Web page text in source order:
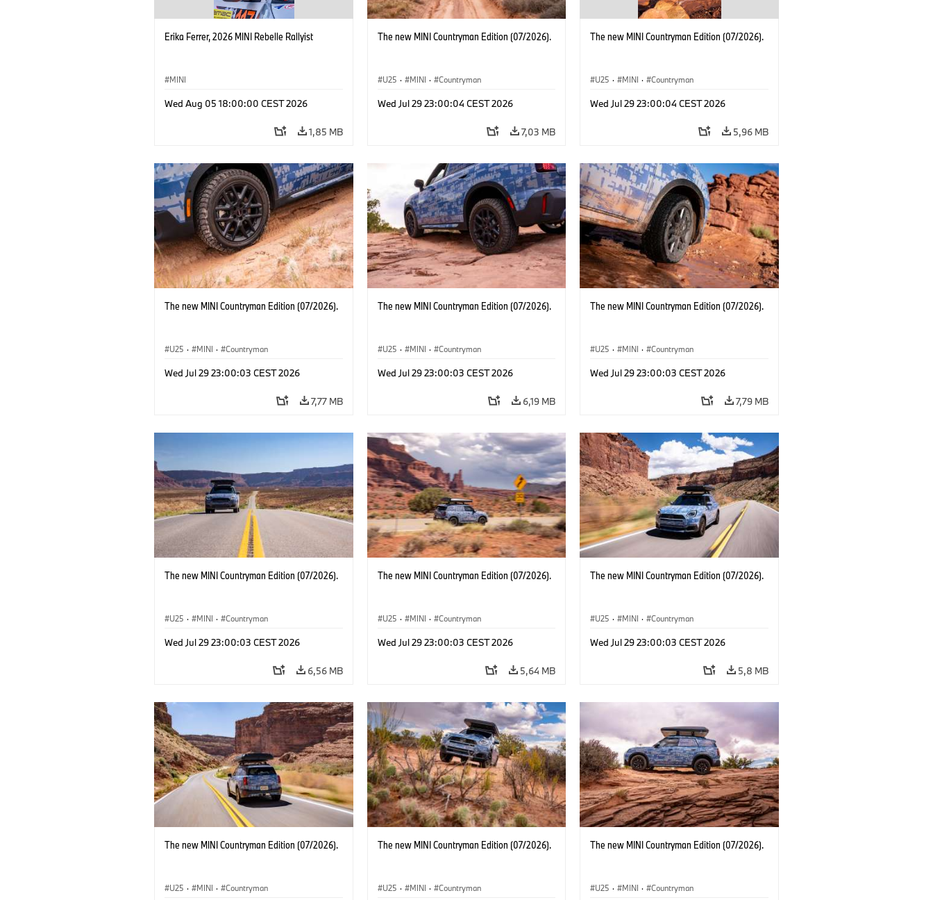
Erika Ferrer, 2026 MINI Rebelle Rallyist
MINI
Wed Aug 05 18:00:00 CEST 2026
1,85 MB
The new MINI Countryman Edition (07/2026).
U25 · MINI · Countryman
Wed Jul 29 23:00:04 CEST 2026
7,03 MB
The new MINI Countryman Edition (07/2026).
U25 · MINI · Countryman
Wed Jul 29 23:00:04 CEST 2026
5,96 MB
The new MINI Countryman Edition (07/2026).
U25 · MINI · Countryman
Wed Jul 29 23:00:03 CEST 2026
7,77 MB
The new MINI Countryman Edition (07/2026).
U25 · MINI · Countryman
Wed Jul 29 23:00:03 CEST 2026
6,19 MB
The new MINI Countryman Edition (07/2026).
U25 · MINI · Countryman
Wed Jul 29 23:00:03 CEST 2026
7,79 MB
The new MINI Countryman Edition (07/2026).
U25 · MINI · Countryman
Wed Jul 29 23:00:03 CEST 2026
6,56 MB
The new MINI Countryman Edition (07/2026).
U25 · MINI · Countryman
Wed Jul 29 23:00:03 CEST 2026
5,64 MB
The new MINI Countryman Edition (07/2026).
U25 · MINI · Countryman
Wed Jul 29 23:00:03 CEST 2026
5,8 MB
The new MINI Countryman Edition (07/2026).
U25 · MINI · Countryman
The new MINI Countryman Edition (07/2026).
U25 · MINI · Countryman
The new MINI Countryman Edition (07/2026).
U25 · MINI · Countryman